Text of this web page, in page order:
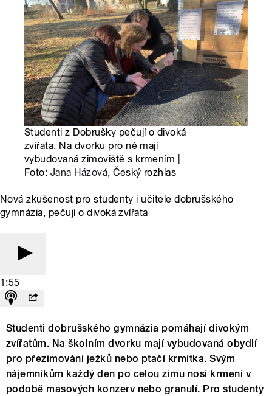
Studenti z Dobrušky pečují o divoká
zvířata. Na dvorku pro ně mají
vybudovaná zimoviště s krmením |
Foto: Jana Házová, Český rozhlas
Nová zkušenost pro studenty i učitele dobrušského
gymnázia, pečují o divoká zvířata
1:55
Studenti dobrušského gymnázia pomáhají divokým
zvířatům. Na školním dvorku mají vybudovaná obydlí
pro přezimování ježků nebo ptačí krmítka. Svým
nájemníkům každý den po celou zimu nosí krmení v
podobě masových konzerv nebo granulí. Pro studenty